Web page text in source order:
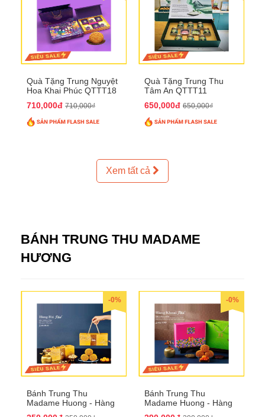
Quà Tặng Trung Nguyệt
Hoa Khai Phúc QTTT18
710,000đ 710,000₫
Quà Tặng Trung Thu
Tâm An QTTT11
650,000đ 650,000₫
Xem tất cả
BÁNH TRUNG THU MADAME
HƯƠNG
-0%
Bánh Trung Thu
Madame Huong - Hàng
-0%
Bánh Trung Thu
Madame Huong - Hàng